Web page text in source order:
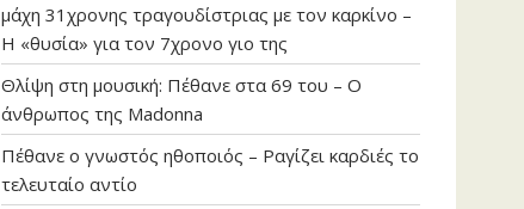
μάχη 31χρονης τραγουδίστριας με τον καρκίνο –
Η «θυσία» για τον 7χρονο γιο της
Θλίψη στη μουσική: Πέθανε στα 69 του – Ο
άνθρωπος της Madonna
Πέθανε ο γνωστός ηθοποιός – Ραγίζει καρδιές το
τελευταίο αντίο